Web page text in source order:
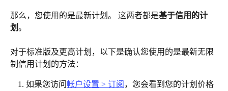
那么，您使用的是最新计划。 这两者都是基于信用的计
划。
对于标准版及更高计划，以下是确认您使用的是最新无限
制信用计划的方法：
如果您访问 帐户设置 > 订阅 ，您会看到您的计划价格